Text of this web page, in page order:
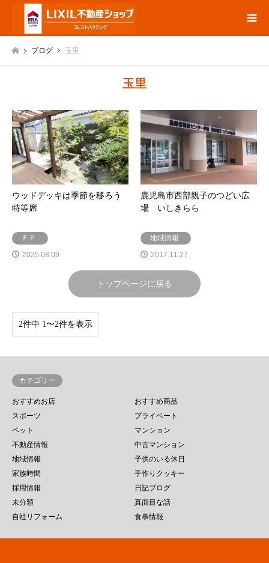
ブログ 玉里
玉里
ウッドデッキは季節を移ろう
特等席
ＦＰ
2025.08.09
鹿児島市西部親子のつどい広
場 いしきらら
地域情報
2017.11.27
トップページに戻る
2件中 1〜2件を表示
カテゴリー
おすすめお店
おすすめ商品
スポーツ
プライベート
ペット
マンション
不動産情報
中古マンション
地域情報
子供のいる休日
家族時間
手作りクッキー
採用情報
日記ブログ
未分類
真面目な話
自社リフォーム
食事情報